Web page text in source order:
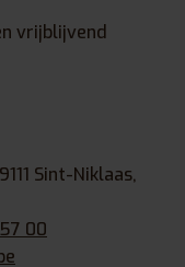
vrijblijvend
Sint-Niklaas,
00